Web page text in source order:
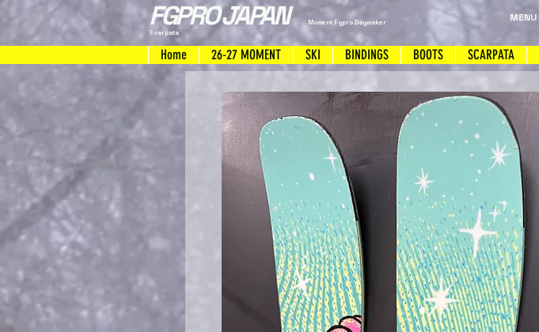
FGPRO JAPAN
Moment Fgpro Daymaker
Scarpata
MENU
Home 26-27 MOMENT SKI BINDINGS BOOTS SCARPATA